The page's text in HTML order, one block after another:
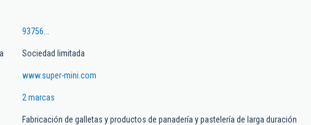
93756...
Sociedad limitada
www.super-mini.com
2 marcas
Fabricación de galletas y productos de panadería y pastelería de larga duración